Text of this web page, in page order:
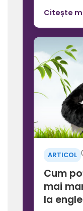
Citește
ARTICOL
Cum
mai
la